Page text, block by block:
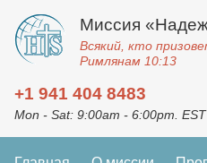
Миссия
Всякий, кто
Римлянам 10:13
+1 941 404 8483
Mon - Sat: 9:00am - 6:00pm. EST